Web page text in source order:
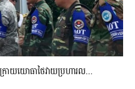
ោយយោធាថៃវាយប្រហារល...